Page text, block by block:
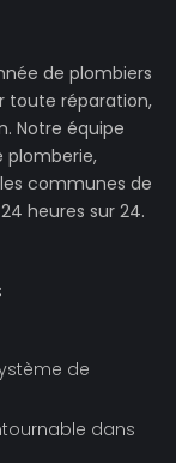
de plombiers
toute réparation,
Notre équipe
plomberie,
communes de
heures sur 24.
de
dans